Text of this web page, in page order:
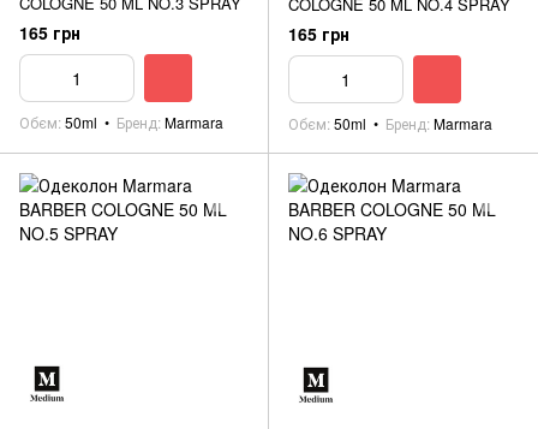
165 грн
Обєм 50ml Бренд Marmara
165 грн
Обєм 50ml Бренд Marmara